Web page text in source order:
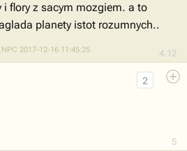
4.12
i flory z sacym mozgiem. a to
planety istot rozumnych..
2017-12-16 11:45:25
5
2